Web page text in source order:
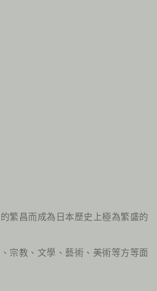
繁昌而成為日本歷史上極為繁盛的
宗教、文學、藝術、美術等方等面